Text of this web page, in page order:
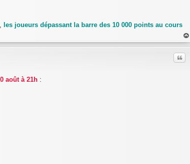
les joueurs dépassant la barre des 10 000 points au cours
au
Citer
août à 21h :